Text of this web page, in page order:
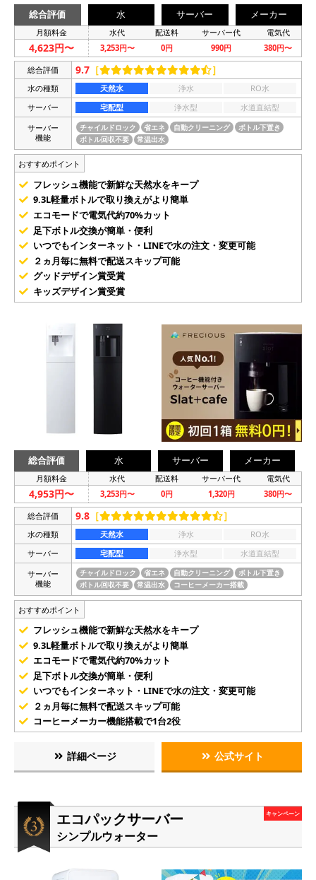
総合評価 水 サーバー メーカー
月額料金 水代 配送料 サーバー代 電気代
4,623円〜 3,253円〜 0円 990円 380円〜
総合評価 9.7 ［ ］
水の種類 天然水 浄水
RO水
サーバー
宅配型 浄水型
水道直結型
サーバー
機能
チャイルドロック 省エネ 自動クリーニング
ボトル下置き
ボトル回収不要
常温出水
おすすめポイント
フレッシュ機能で新鮮な天然水をキープ
9.3L軽量ボトルで取り換えがより簡単
エコモードで電気代約70%カット
足下ボトル交換が簡単・便利
いつでもインターネット・LINEで水の注文・変更可能
２ヵ月毎に無料で配送スキップ可能
グッドデザイン賞受賞
キッズデザイン賞受賞
総合評価 水 サーバー メーカー
月額料金 水代 配送料 サーバー代 電気代
4,953円〜 3,253円〜 0円 1,320円 380円〜
総合評価 9.8 ［ ］
水の種類 天然水 浄水
RO水
サーバー
宅配型 浄水型
水道直結型
サーバー
機能
チャイルドロック 省エネ 自動クリーニング
ボトル下置き
ボトル回収不要
常温出水 コーヒーメーカー搭載
おすすめポイント
フレッシュ機能で新鮮な天然水をキープ
9.3L軽量ボトルで取り換えがより簡単
エコモードで電気代約70%カット
足下ボトル交換が簡単・便利
いつでもインターネット・LINEで水の注文・変更可能
２ヵ月毎に無料で配送スキップ可能
コーヒーメーカー機能搭載で1台2役
詳細ページ 公式サイト
エコパックサーバー
シンプルウォーター
キャンペーン